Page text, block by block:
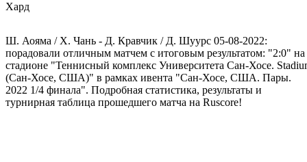
Хард
Ш. Аояма / Х. Чань - Д. Кравчик / Д. Шуурс 05-08-2022:
порадовали отличным матчем с итоговым результатом: "2:0" на
стадионе "Теннисный комплекс Университета Сан-Хосе.
(Сан-Хосе, США)" в рамках ивента "Сан-Хосе, США. Пары.
2022 1/4 финала". Подробная статистика, результаты и
турнирная таблица прошедшего матча на Ruscore!